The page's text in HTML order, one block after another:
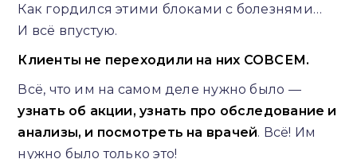
Как гордился этими блоками с болезнями…
И всё впустую.
Клиенты не переходили на них СОВСЕМ.
Всё, что им на самом деле нужно было —
узнать об акции, узнать про обследование и
анализы, и посмотреть на врачей. Всё! Им
нужно было только это!